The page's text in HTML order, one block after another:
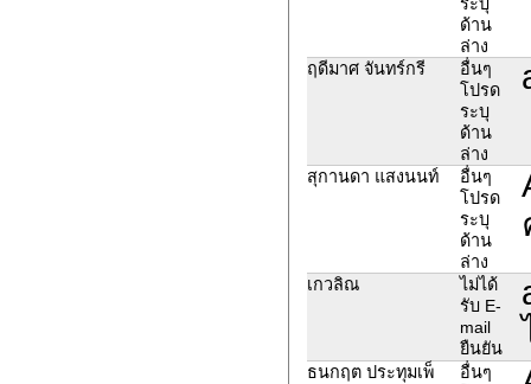
ด้าน
ล่าง
ฤดีมาศ จันทร์กรี
อื่นๆ
โปรด
ระบุ
ด้าน
ล่าง
สุกานดา แสงนนท์
อื่นๆ
โปรด
ระบุ
ด้าน
ล่าง
เกวลิณ
ไม่ได้
รับ E-
mail
ยืนยัน
ธนกฤต ประทุมเพ็
อื่นๆ